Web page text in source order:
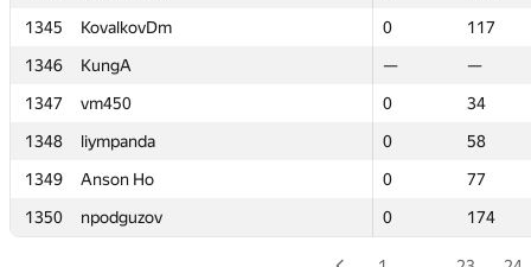
1345
KovalkovDm 0
117
1346
KungA —
—
1347
vm450 0
34
1348
liympanda 0
58
1349
Anson Ho 0
77
1350
npodguzov 0 174
1345
KovalkovDm 0
117
1346
KungA —
—
1347
vm450 0
34
1348
liympanda 0
58
1349
Anson Ho 0
77
1350
npodguzov 0 174